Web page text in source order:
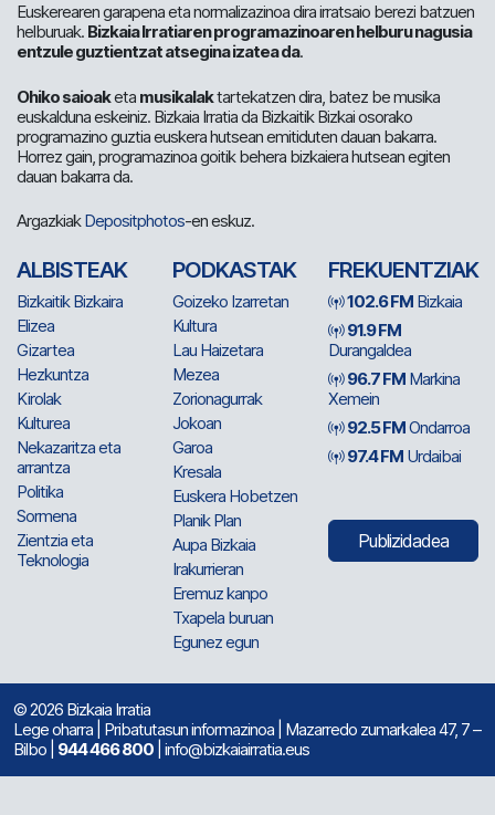
Euskerearen garapena eta normalizazinoa dira irratsaio berezi batzuen
helburuak. Bizkaia Irratiaren programazinoaren helburu nagusia
entzule guztientzat atsegina izatea da.
Ohiko saioaketa musikalaktartekatzen dira, batez be musika
euskalduna eskeiniz. Bizkaia Irratia da Bizkaitik Bizkai osorako
programazino guztia euskera hutsean emitiduten dauan bakarra.
Horrez gain, programazinoa goitik behera bizkaiera hutsean egiten
dauan bakarra da.
ArgazkiakDepositphotos-en eskuz.
ALBISTEAK
Bizkaitik Bizkaira
Elizea
Gizartea
Hezkuntza
Kirolak
Kulturea
Nekazaritza eta
arrantza
Politika
Sormena
Zientzia eta
Teknologia
PODKASTAK
Goizeko Izarretan
Kultura
Lau Haizetara
Mezea
Zorionagurrak
Jokoan
Garoa
Kresala
Euskera Hobetzen
Planik Plan
Aupa Bizkaia
Irakurrieran
Eremuz kanpo
Txapela buruan
Egunez egun
FREKUENTZIAK
102.6 FM Bizkaia
91.9 FM
Durangaldea
96.7 FM Markina
Xemein
92.5 FMOndarroa
97.4 FM Urdaibai
Publizidadea
© 2026 Bizkaia Irratia
Lege oharra Pribatutasun informazinoa | Mazarredo zumarkalea 47, 7 –
Bilbo | 944 466 800 | info@bizkaiairratia.eus